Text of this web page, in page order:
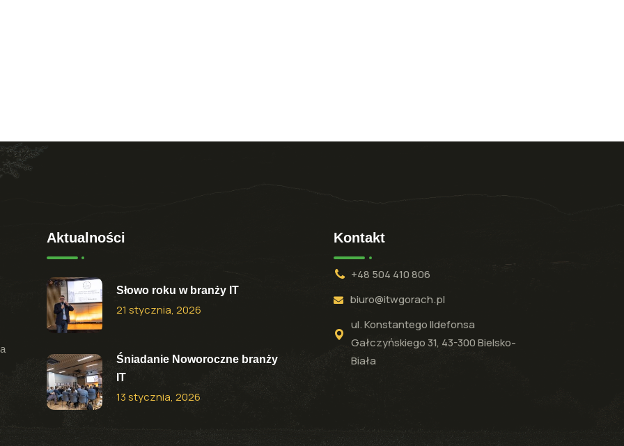
Aktualności
Słowo roku w branży IT
21 stycznia, 2026
Śniadanie Noworoczne branży
IT
13 stycznia, 2026
Kontakt
+48 504 410 806
biuro@itwgorach.pl
ul. Konstantego Ildefonsa
Gałczyńskiego 31, 43-300 Bielsko-
Biała